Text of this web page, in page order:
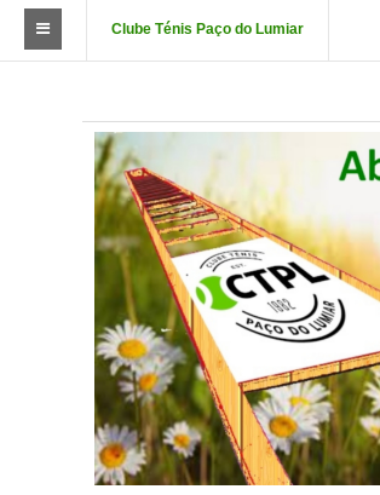
Clube Ténis Paço do Lumiar
FAÇA-SE SÓCIO
Quotizações
Aluguer de Campos
Estatutos
Corpos Sociais
Descontos e Parcerias
Localização